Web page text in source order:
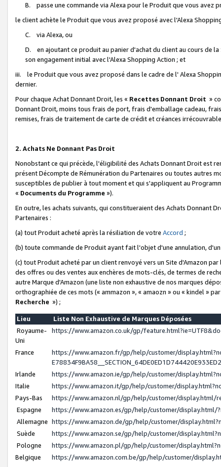
B. passe une commande via Alexa pour le Produit que vous avez
le client achète le Produit que vous avez proposé avec l'Alexa
C. via Alexa, ou
D. en ajoutant ce produit au panier d'achat du client au cours de
son engagement initial avec l'Alexa Shopping Action ; et
iii. le Produit que vous avez proposé dans le cadre de l' Alexa
dernier.
Pour chaque Achat Donnant Droit, les « Recettes Donnant Droit »
Donnant Droit, moins tous frais de port, frais d'emballage cadeau,
remises, frais de traitement de carte de crédit et créances
2. Achats Ne Donnant Pas Droit
Nonobstant ce qui précède, l'éligibilité des Achats Donnant Droit est
présent Décompte de Rémunération du Partenaires ou toutes autres
susceptibles de publier à tout moment et qui s'appliquent au
« Documents du Programme »).
En outre, les achats suivants, qui constitueraient des Achats Donnant
Partenaires :
(a) tout Produit acheté après la résiliation de votre Accord ;
(b) toute commande de Produit ayant fait l'objet d'une annulation,
(c) tout Produit acheté par un client renvoyé vers un Site d'Amazon
des offres ou des ventes aux enchères de mots-clés, de termes de
autre Marque d'Amazon (une liste non exhaustive de nos marques
orthographiée de ces mots (« ammazon », « amaozn » ou « kindel »
Recherche ») ;
Lieu
Liste Non Exhaustive de Marques Déposées
Royaume-
Uni
https://www.amazon.co.uk/gp/
France
https://www.amazon.fr/gp/help/customer/
Irlande
https://www.amazon.ie/gp/help/customer/
Italie
https://www.amazon.it/gp/help/customer/
Pays-Bas
https://www.amazon.nl/gp/help/customer/display.html/
Espagne
https://www.amazon.es/gp/help/customer/display.html/
Allemagne https://www.amazon.de/gp/help/customer/
Suède
https://www.amazon.se/gp/help/customer/
Pologne
https://www.amazon.pl/gp/help/customer/
Belgique
https://www.amazon.com.be/gp/help/customer/